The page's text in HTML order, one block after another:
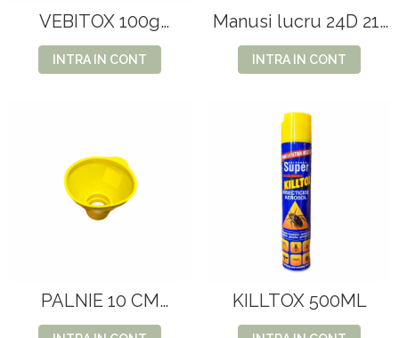
VEBITOX 100g
PASTILE(90/BX)
INTRA IN CONT
Manusi lucru 24D 21-
11
INTRA IN CONT
PALNIE 10 CM
BORCAN plast.
KILLTOX 500ML